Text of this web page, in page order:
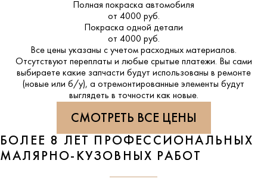
Полная покраска автомобиля
от 4000 руб.
Покраска одной детали
от 4000 руб.
Все цены указаны с учетом расходных материалов.
Отсутствуют переплаты и любые срытые платежи. Вы сами
выбираете какие запчасти будут использованы в ремонте
(новые или б/у), а отремонтированные элементы будут
выглядеть в точности как новые.
СМОТРЕТЬ ВСЕ ЦЕНЫ
БОЛЕЕ 8 ЛЕТ ПРОФЕССИОНАЛЬНЫХ
МАЛЯРНО-КУЗОВНЫХ РАБОТ